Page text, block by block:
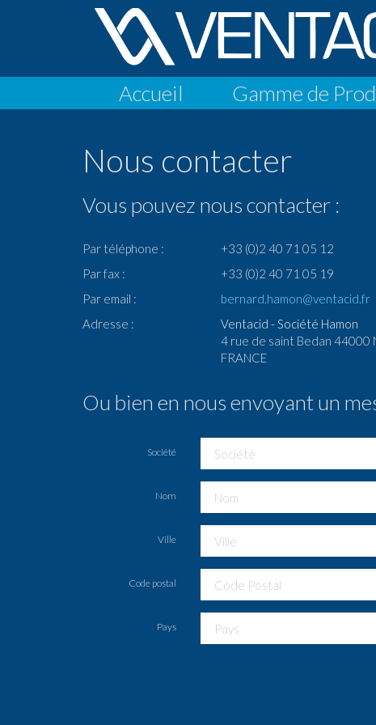
Accueil Gamme de
Nous contacter
Vous pouvez nous contacter :
Par téléphone :
+33 (0)2 40 71 05 12
Par fax :
+33 (0)2 40 71 05 19
Par email :
bernard.hamon@ventacid.fr
Adresse :
Ventacid - Société Hamon
4 rue de saint Bedan 44000
FRANCE
Ou bien en nous envoyant un
Société
Nom
Ville
Code postal
Pays